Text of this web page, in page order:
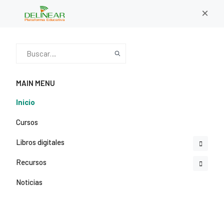
×
MAIN MENU
Inicio
Cursos
Libros digitales
Recursos
Noticias